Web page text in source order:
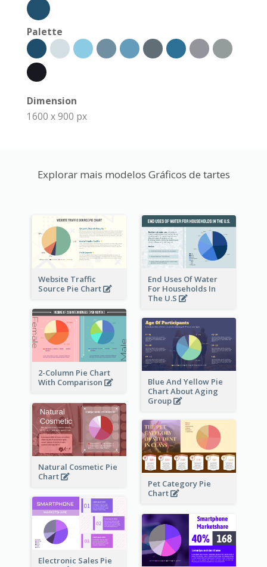
Palette
Dimension
1600 x 900 px
Explorar mais modelos Gráficos de tartes
Website Traffic
Source Pie Chart
End Uses Of Water
For Households In
The U.S
2-Column Pie Chart
With Comparison
Blue And Yellow Pie
Chart About Aging
Group
Natural Cosmetic Pie
Chart
Pet Category Pie
Chart
Electronic Sales Pie